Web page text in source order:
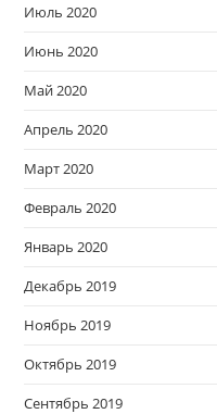
Июль 2020
Июнь 2020
Май 2020
Апрель 2020
Март 2020
Февраль 2020
Январь 2020
Декабрь 2019
Ноябрь 2019
Октябрь 2019
Сентябрь 2019